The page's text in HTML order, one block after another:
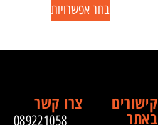
בחר אפשרויות
קישורים
באתר
צרו קשר
089221058